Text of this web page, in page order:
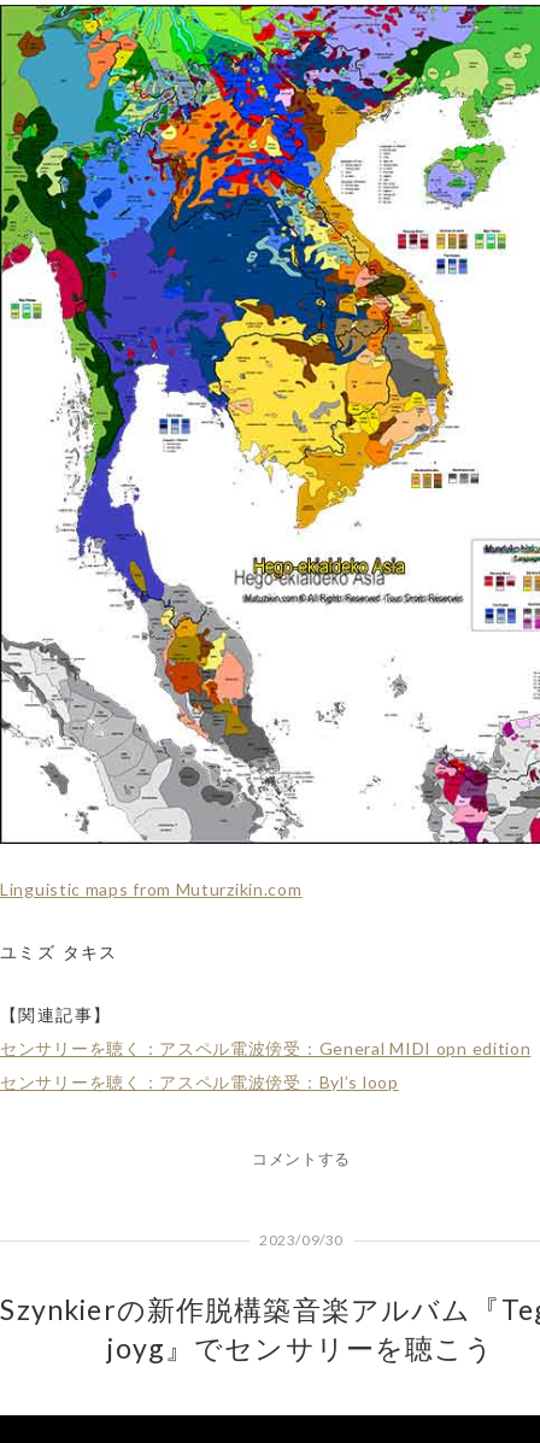
Linguistic maps from Muturzikin.com
ユミズ タキス
【関連記事】
センサリーを聴く：アスペル電波傍受：General MIDI opn edition
センサリーを聴く：アスペル電波傍受：Byl’s loop
コメントする
2023/09/30
Szynkierの新作脱構築音楽アルバム『
joyg』でセンサリーを聴こう